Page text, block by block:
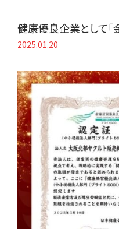
健康優良企業として
2025.01.20